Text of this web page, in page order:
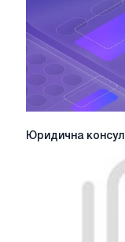
Юридична
консультація
Юридична